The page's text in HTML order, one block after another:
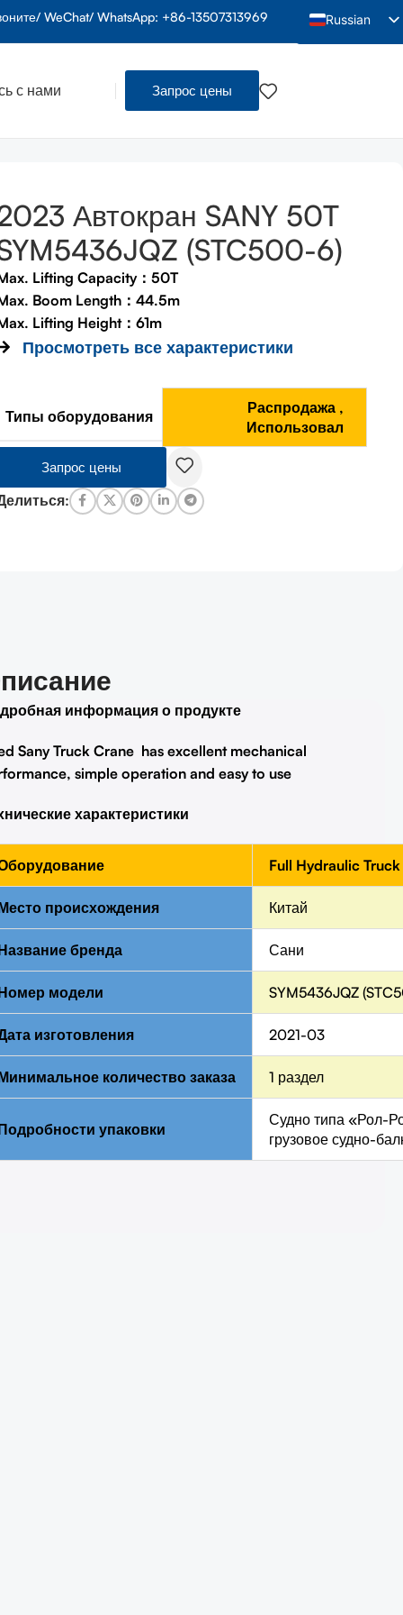
WeChat/ WhatsApp: +86-13507313969
Russian
English
Thai
Portuguese
с нами Запрос цены
Автокран SANY 50T
(STC500-6)
Lifting Capacity：50T
Boom Length：44.5m
Lifting Height：61m
Просмотреть все характеристики
Типы оборудования Распродажа ,
Использовал
Запрос цены
информация о продукте
Sany Truck Crane has excellent mechanical
simple operation and easy to use
характеристики
Full Hydraulic
происхождения Китай
бренда Сани
модели SYM5436JQZ
изготовления 2021-03
количество заказа 1 раздел
упаковки
Судно типа «Рол-
грузовое судно-